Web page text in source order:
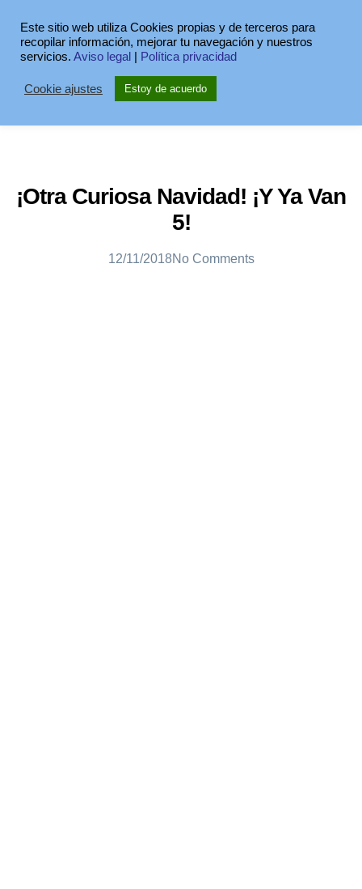
¡Otra Curiosa Navidad! ¡Y Ya Van
5!
12/11/2018No Comments
Este sitio web utiliza Cookies propias y de terceros para
recopilar información, mejorar tu navegación y nuestros
servicios. Aviso legal Política privacidad
Cookie ajustes Estoy de acuerdo